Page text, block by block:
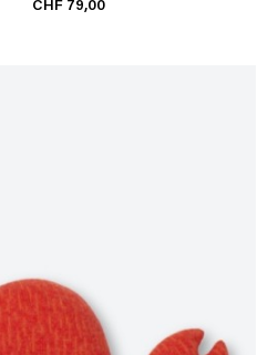
CHF 79,00